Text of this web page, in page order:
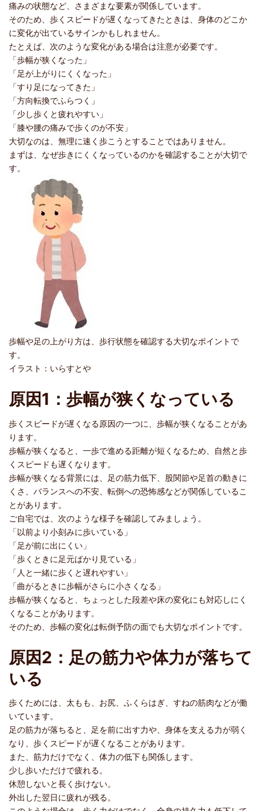
痛みの状態など、さまざまな要素が関係しています。
そのため、歩くスピードが遅くなってきたときは、身体のどこか
に変化が出ているサインかもしれません。
たとえば、次のような変化がある場合は注意が必要です。
「歩幅が狭くなった」
「足が上がりにくくなった」
「すり足になってきた」
「方向転換でふらつく」
「少し歩くと疲れやすい」
「膝や腰の痛みで歩くのが不安」
大切なのは、無理に速く歩こうとすることではありません。
まずは、なぜ歩きにくくなっているのかを確認することが大切で
す。
歩幅や足の上がり方は、歩行状態を確認する大切なポイントで
す。
イラスト：いらすとや
原因1：歩幅が狭くなっている
歩くスピードが遅くなる原因の一つに、歩幅が狭くなることがあ
ります。
歩幅が狭くなると、一歩で進める距離が短くなるため、自然と歩
くスピードも遅くなります。
歩幅が狭くなる背景には、足の筋力低下、股関節や足首の動きに
くさ、バランスへの不安、転倒への恐怖感などが関係しているこ
とがあります。
ご自宅では、次のような様子を確認してみましょう。
「以前より小刻みに歩いている」
「足が前に出にくい」
「歩くときに足元ばかり見ている」
「人と一緒に歩くと遅れやすい」
「曲がるときに歩幅がさらに小さくなる」
歩幅が狭くなると、ちょっとした段差や床の変化にも対応しにく
くなることがあります。
そのため、歩幅の変化は転倒予防の面でも大切なポイントです。
原因2：足の筋力や体力が落ちて
いる
歩くためには、太もも、お尻、ふくらはぎ、すねの筋肉などが働
いています。
足の筋力が落ちると、足を前に出す力や、身体を支える力が弱く
なり、歩くスピードが遅くなることがあります。
また、筋力だけでなく、体力の低下も関係します。
少し歩いただけで疲れる。
休憩しないと長く歩けない。
外出した翌日に疲れが残る。